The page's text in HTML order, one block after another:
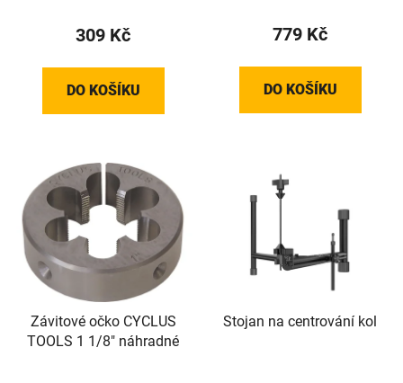
309 Kč
DO KOŠÍKU
779 Kč
DO KOŠÍKU
Závitové očko CYCLUS
TOOLS 1 1/8" náhradné
Stojan na centrování kol